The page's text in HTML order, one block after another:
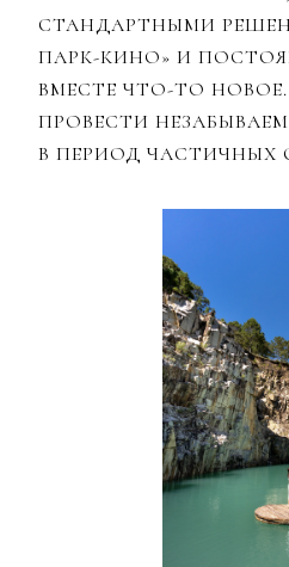
СТАНДАРТНЫМИ
ПАРК-КИНО» И
ВМЕСТЕ ЧТО-ТО НОВОЕ.
ПРОВЕСТИ
В ПЕРИОД ЧАСТИЧНЫХ